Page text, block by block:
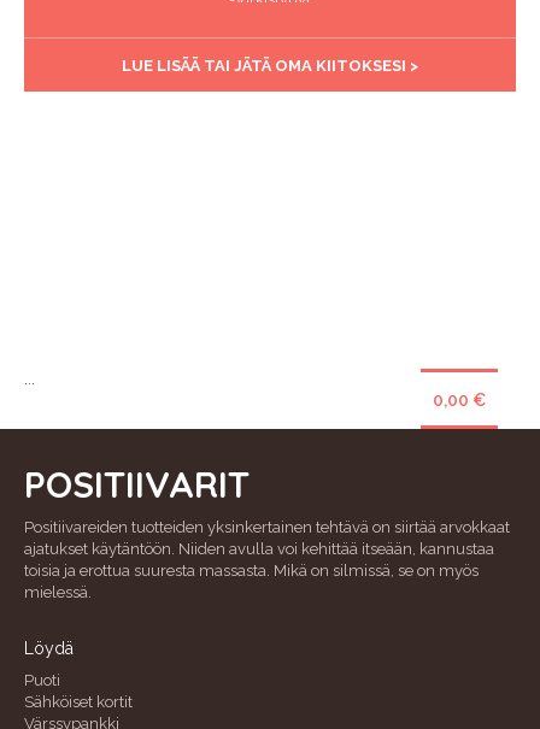
LUE LISÄÄ TAI JÄTÄ OMA KIITOKSESI >
0,00 €
...
POSITIIVARIT
Positiivareiden tuotteiden yksinkertainen tehtävä on siirtää arvokkaat
ajatukset käytäntöön. Niiden avulla voi kehittää itseään, kannustaa
toisia ja erottua suuresta massasta. Mikä on silmissä, se on myös
mielessä.
Löydä
Puoti
Sähköiset kortit
Värssypankki